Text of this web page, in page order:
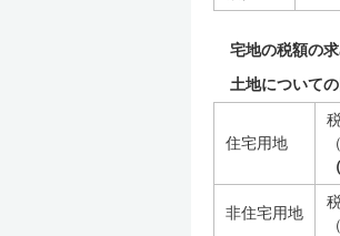
宅地の税額の
土地について
住宅用地
（
非住宅用地